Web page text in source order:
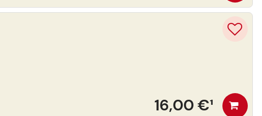
16,00 €¹